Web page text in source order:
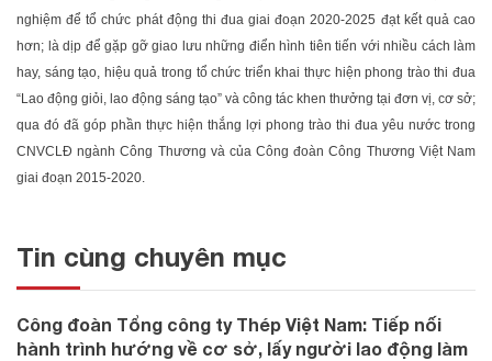
nghiệm để tổ chức phát động thi đua giai đoạn 2020-2025 đạt kết quả cao
hơn; là dịp để gặp gỡ giao lưu những điển hình tiên tiến với nhiều cách làm
hay, sáng tạo, hiệu quả trong tổ chức triển khai thực hiện phong trào thi đua
“Lao động giỏi, lao động sáng tạo” và công tác khen thưởng tại đơn vị, cơ sở;
qua đó đã góp phần thực hiện thắng lợi phong trào thi đua yêu nước trong
CNVCLĐ ngành Công Thương và của Công đoàn Công Thương Việt Nam
giai đoạn 2015-2020.
Tin cùng chuyên mục
Công đoàn Tổng công ty Thép Việt Nam: Tiếp nối
hành trình hướng về cơ sở, lấy người lao động làm